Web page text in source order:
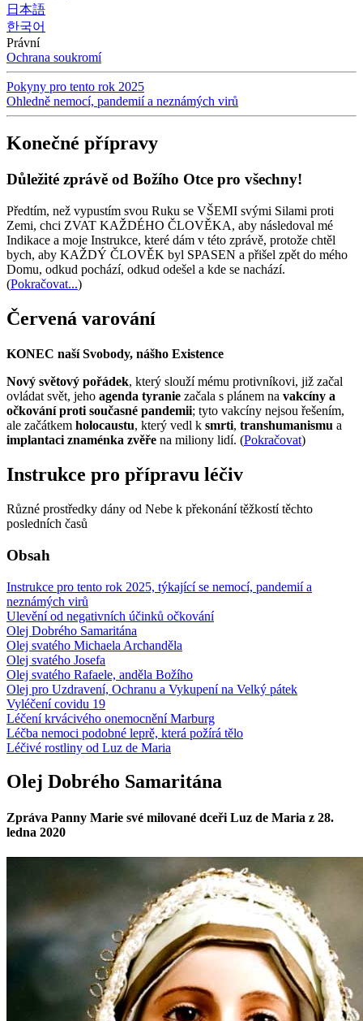
日本語
한국어
Právní
Ochrana soukromí
Pokyny pro tento rok 2025
Ohledně nemocí, pandemií a neznámých virů
Konečné přípravy
Důležité zprávě od Božího Otce pro všechny!
Předtím, než vypustím svou Ruku se VŠEMI svými Silami proti
Zemi, chci ZVAT KAŽDÉHO ČLOVĚKA, aby následoval mé
Indikace a moje Instrukce, které dám v této zprávě, protože chtěl
bych, aby KAŽDÝ ČLOVĚK byl SPASEN a přišel zpět do mého
Domu, odkud pochází, odkud odešel a kde se nachází.
(Pokračovat...)
Červená varování
KONEC naší Svobody, nášho Existence
Nový světový pořádek, který slouží mému protivníkovi, již začal
ovládat svět, jeho agenda tyranie začala s plánem na vakcíny a
očkování proti současné pandemii; tyto vakcíny nejsou řešením,
ale začátkem holocaustu, který vedl k smrti, transhumanismu a
implantaci znaménka zvěře na miliony lidí. (Pokračovat)
Instrukce pro přípravu léčiv
Různé prostředky dány od Nebe k překonání těžkostí těchto
posledních časů
Obsah
Instrukce pro tento rok 2025, týkající se nemocí, pandemií a
neznámých virů
Ulevění od negativních účinků očkování
Olej Dobrého Samaritána
Olej svatého Michaela Archanděla
Olej svatého Josefa
Olej svatého Rafaele, anděla Božího
Olej pro Uzdravení, Ochranu a Vykupení na Velký pátek
Vyléčení covidu 19
Léčení krvácivého onemocnění Marburg
Léčba nemoci podobné leprě, která požírá tělo
Léčivé rostliny od Luz de Maria
Olej Dobrého Samaritána
Zpráva Panny Marie své milované dceři Luz de Maria z 28.
ledna 2020